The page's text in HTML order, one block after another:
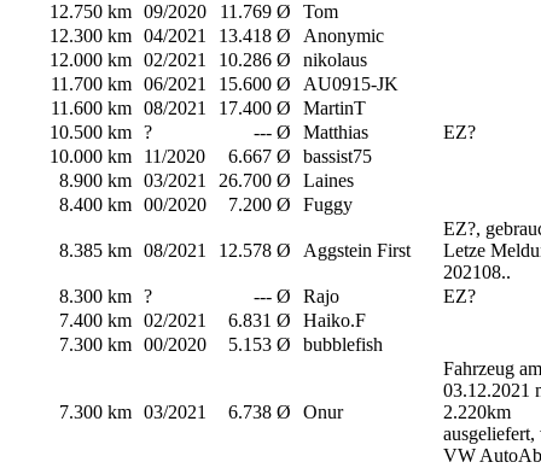
12.750 km 09/2020 11.769 Ø
Tom
12.300 km 04/2021 13.418 Ø
Anonymic
12.000 km 02/2021 10.286 Ø
nikolaus
11.700 km 06/2021 15.600 Ø
AU0915-JK
11.600 km 08/2021 17.400 Ø
MartinT
10.500 km ? --- Ø Matthias
EZ?
10.000 km
11/2020 6.667 Ø
bassist75
8.900 km 03/2021 26.700 Ø
Laines
8.400 km 00/2020 7.200 Ø Fuggy
8.385 km 08/2021 12.578 Ø Aggstein First
EZ?,
Letze
202108..
8.300 km ? --- Ø Rajo
EZ?
7.400 km 02/2021 6.831 Ø
Haiko.F
7.300 km 00/2020 5.153 Ø bubblefish
7.300 km 03/2021 6.738 Ø Onur
Fahrzeug am
03.12.2021
2.220km
ausgeliefert,
VW